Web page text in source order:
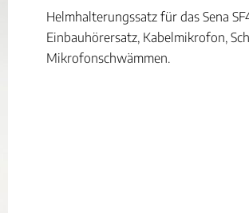
Helmhalterungssatz für das Sena
Einbauhörersatz, Kabelmikrofon,
Mikrofonschwämmen.